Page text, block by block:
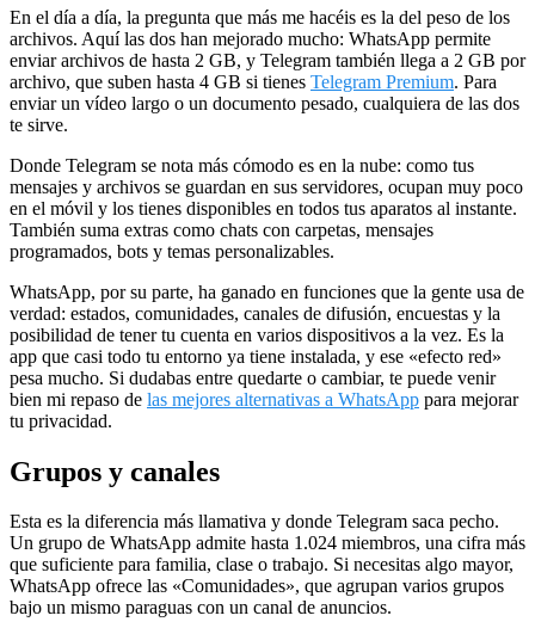
En el día a día, la pregunta que más me hacéis es la del peso de los
archivos. Aquí las dos han mejorado mucho: WhatsApp permite
enviar archivos de hasta 2 GB, y Telegram también llega a 2 GB por
archivo, que suben hasta 4 GB si tienes Telegram Premium. Para
enviar un vídeo largo o un documento pesado, cualquiera de las dos
te sirve.
Donde Telegram se nota más cómodo es en la nube: como tus
mensajes y archivos se guardan en sus servidores, ocupan muy poco
en el móvil y los tienes disponibles en todos tus aparatos al instante.
También suma extras como chats con carpetas, mensajes
programados, bots y temas personalizables.
WhatsApp, por su parte, ha ganado en funciones que la gente usa de
verdad: estados, comunidades, canales de difusión, encuestas y la
posibilidad de tener tu cuenta en varios dispositivos a la vez. Es la
app que casi todo tu entorno ya tiene instalada, y ese «efecto red»
pesa mucho. Si dudabas entre quedarte o cambiar, te puede venir
bien mi repaso de las mejores alternativas a WhatsApp para mejorar
tu privacidad.
Grupos y canales
Esta es la diferencia más llamativa y donde Telegram saca pecho.
Un grupo de WhatsApp admite hasta 1.024 miembros, una cifra más
que suficiente para familia, clase o trabajo. Si necesitas algo mayor,
WhatsApp ofrece las «Comunidades», que agrupan varios grupos
bajo un mismo paraguas con un canal de anuncios.